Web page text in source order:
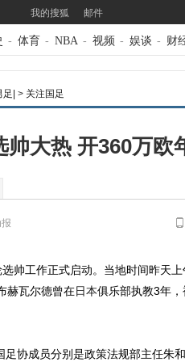
我的搜狐 邮件
- 体育 - NBA - 视频 - 娱谈 - 财
| > 关注国足
帅大热 开360万欧
工作正式启动。当地时间昨天上
赫瓦尔德曾在日本俱乐部执教3年，
协成员分别是政策法规部主任朱